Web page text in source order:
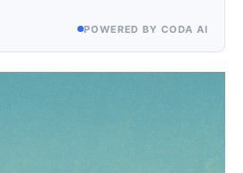
POWERED BY CODA AI